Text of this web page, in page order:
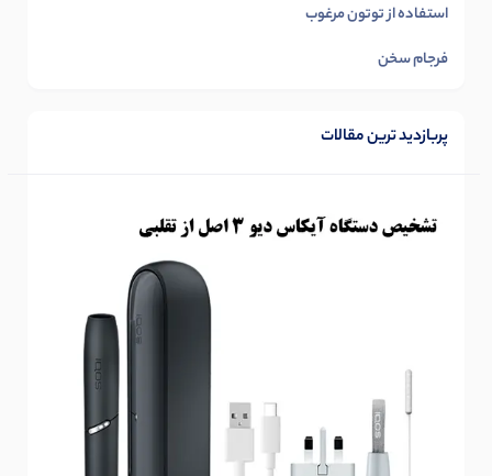
استفاده از توتون مرغوب
فرجام سخن
پربازدید ترین مقالات